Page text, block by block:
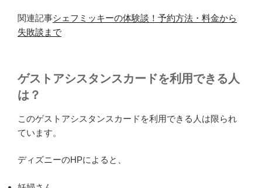
関連記事シェフミッキーの体験談！予約方法・料金から
失敗談まで
ゲストアシスタンスカードを利用できる人
は？
このゲストアシスタンスカードを利用できる人は限られ
ています。
ディズニーのHPによると、